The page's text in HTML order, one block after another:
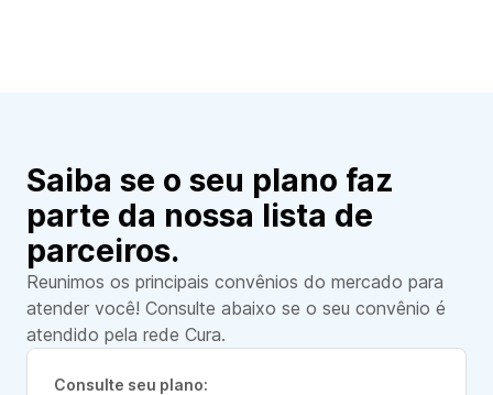
Saiba se o seu plano faz
parte da nossa lista de
parceiros.
Reunimos os principais convênios do mercado para
atender você! Consulte abaixo se o seu convênio é
atendido pela rede Cura.
Consulte seu plano: